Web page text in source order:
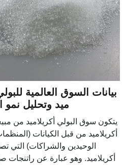
بيانات السوق العالمية
ميد وتحليل نمو
يتكون سوق البولي أكريلاميد من
أكريلاميد من قبل الكيانات
الوحيدين والشراكات) التي
أكريلاميد. وهو عبارة عن راتنجات